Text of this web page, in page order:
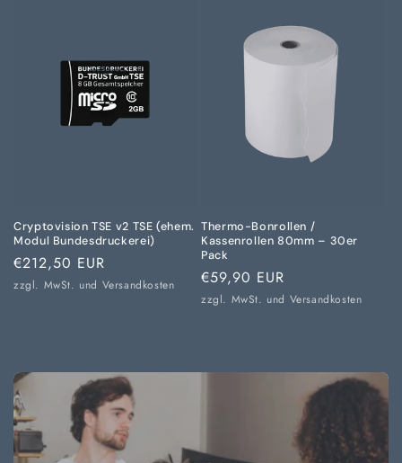
Cryptovision TSE v2 TSE (ehem.
Modul Bundesdruckerei)
Normaler
Preis
€212,50 EUR
zzgl. MwSt. und Versandkosten
Thermo-Bonrollen /
Kassenrollen 80mm – 30er
Pack
Normaler
Preis
€59,90 EUR
zzgl. MwSt. und Versandkosten